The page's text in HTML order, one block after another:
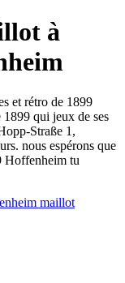
à
et rétro de 1899
qui jeux de ses
Straße 1,
nous espérons que
Hoffenheim tu
maillot